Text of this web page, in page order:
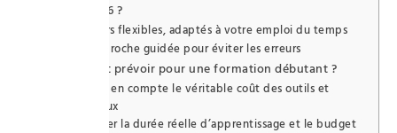
ligne en 2026 ?
Des cours flexibles, adaptés à votre emploi du temps
Une approche guidée pour éviter les erreurs
Quel budget prévoir pour une formation débutant ?
Prendre en compte le véritable coût des outils et
matériaux
Anticiper la durée réelle d’apprentissage et le budget